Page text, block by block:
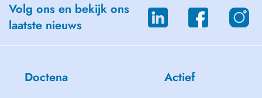
Volg ons en bekijk ons
laatste nieuws
Doctena Actief